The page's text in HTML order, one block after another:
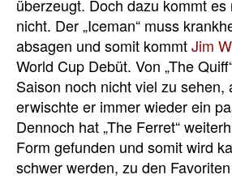
überzeugt. Doch dazu kommt es
nicht. Der „Iceman“ muss
absagen und somit kommtJim
World Cup Debüt. Von „The
Saison noch nicht viel zu sehen,
erwischte er immer wieder ein
Dennoch hat „The Ferret“
Form gefunden und somit wird
schwer werden, zu den